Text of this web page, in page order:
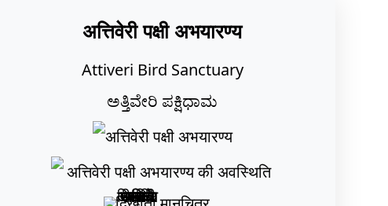
अत्तिवेरी पक्षी अभयारण्य
Attiveri Bird Sanctuary
ಅತ್ತಿವೇರಿ ಪಕ್ಷಿಧಾಮ